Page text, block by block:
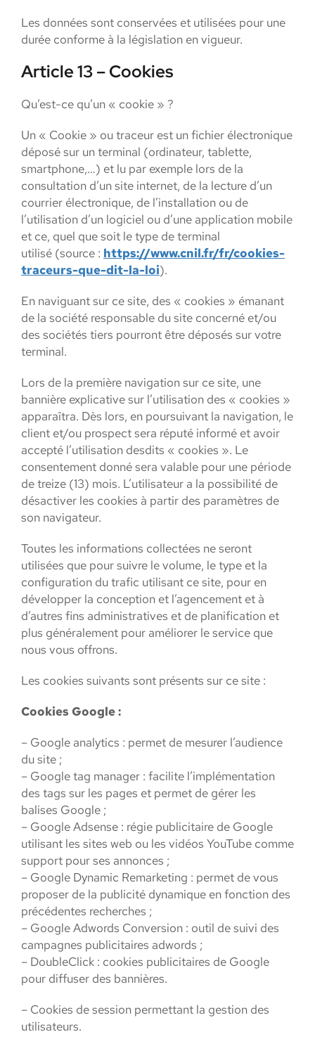
Les données sont conservées et utilisées pour une
durée conforme à la législation en vigueur.
Article 13 – Cookies
Qu’est-ce qu’un « cookie » ?
Un « Cookie » ou traceur est un fichier électronique
déposé sur un terminal (ordinateur, tablette,
smartphone,…) et lu par exemple lors de la
consultation d’un site internet, de la lecture d’un
courrier électronique, de l’installation ou de
l’utilisation d’un logiciel ou d’une application mobile
et ce, quel que soit le type de terminal
utilisé (source : https://www.cnil.fr/fr/cookies-
traceurs-que-dit-la-loi).
En naviguant sur ce site, des « cookies » émanant
de la société responsable du site concerné et/ou
des sociétés tiers pourront être déposés sur votre
terminal.
Lors de la première navigation sur ce site, une
bannière explicative sur l’utilisation des « cookies »
apparaîtra. Dès lors, en poursuivant la navigation, le
client et/ou prospect sera réputé informé et avoir
accepté l’utilisation desdits « cookies ». Le
consentement donné sera valable pour une période
de treize (13) mois. L’utilisateur a la possibilité de
désactiver les cookies à partir des paramètres de
son navigateur.
Toutes les informations collectées ne seront
utilisées que pour suivre le volume, le type et la
configuration du trafic utilisant ce site, pour en
développer la conception et l’agencement et à
d’autres fins administratives et de planification et
plus généralement pour améliorer le service que
nous vous offrons.
Les cookies suivants sont présents sur ce site :
Cookies Google :
– Google analytics : permet de mesurer l’audience
du site ;
– Google tag manager : facilite l’implémentation
des tags sur les pages et permet de gérer les
balises Google ;
– Google Adsense : régie publicitaire de Google
utilisant les sites web ou les vidéos YouTube comme
support pour ses annonces ;
– Google Dynamic Remarketing : permet de vous
proposer de la publicité dynamique en fonction des
précédentes recherches ;
– Google Adwords Conversion : outil de suivi des
campagnes publicitaires adwords ;
– DoubleClick : cookies publicitaires de Google
pour diffuser des bannières.
– Cookies de session permettant la gestion des
utilisateurs.